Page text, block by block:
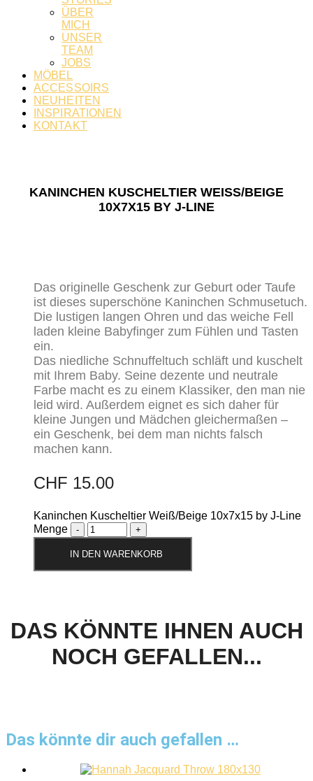
ÜBER
MICH
UNSER
TEAM
JOBS
MÖBEL
ACCESSOIRS
NEUHEITEN
INSPIRATIONEN
KONTAKT
KANINCHEN KUSCHELTIER WEISS/BEIGE 1
0X7X15 BY J-LINE
Das originelle Geschenk zur Geburt oder Taufe
ist dieses superschöne Kaninchen Schmusetuch.
Die lustigen langen Ohren und das weiche Fell
laden kleine Babyfinger zum Fühlen und Tasten
ein.
Das niedliche Schnuffeltuch schläft und kuschelt
mit Ihrem Baby. Seine dezente und neutrale
Farbe macht es zu einem Klassiker, den man nie
leid wird. Außerdem eignet es sich daher für
kleine Jungen und Mädchen gleichermaßen –
ein Geschenk, bei dem man nichts falsch
machen kann.
CHF 15.00
Kaninchen Kuscheltier Weiß/Beige 10x7x15 by J-Line
Menge
IN DEN WARENKORB
DAS KÖNNTE IHNEN AUCH
NOCH GEFALLEN...
Das könnte dir auch gefallen …